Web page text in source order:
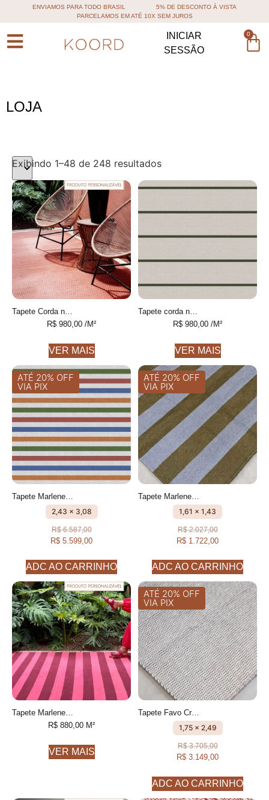
ENVIAMOS PARA TODO BRASIL
5% DE DESCONTO À VISTA
PARCELAMOS EM ATÉ 10X SEM JUROS
INICIAR
SESSÃO
0
LOJA
Exibindo 1–48 de 248 resultados
Tapete Corda náutica Trama Personalizável feito à mão
R$ 980,00 /M²
VER MAIS
Tapete corda náutica listrado Personalizável feito à mão
R$ 980,00 /M²
VER MAIS
ATÉ 20% OFF
VIA PIX
2,43 x 3,08
R$6.587,00
R$ 5.599,00
ADC AO CARRINHO
ATÉ 20% OFF
VIA PIX
1,61 x 1,43
R$2.027,00
R$ 1.722,00
ADC AO CARRINHO
Tapete Marlene geométrico feito à mão, 100% algodão reciclado
R$ 880,00 M²
VER MAIS
ATÉ 20% OFF
VIA PIX
Tapete Favo Cru e Caqui feito à mão, 100% algodão reciclado
1,75 x 2,49
R$3.705,00
R$ 3.149,00
ADC AO CARRINHO